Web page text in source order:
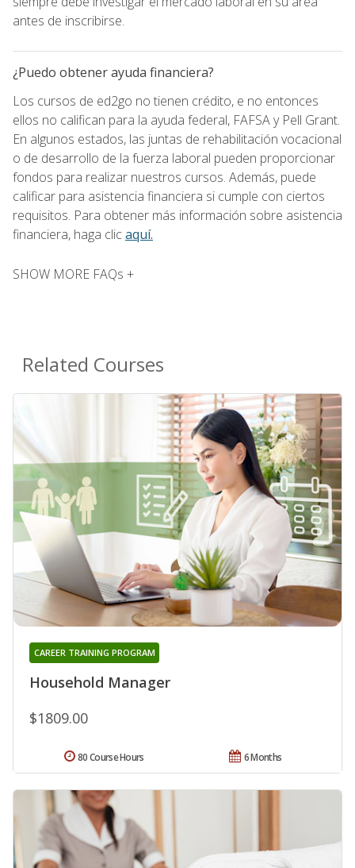
antes de inscribirse.
¿Puedo obtener ayuda financiera?
Los cursos de ed2go no tienen crédito, e no entonces
ellos no califican para la ayuda federal, FAFSA y Pell Grant.
En algunos estados, las juntas de rehabilitación vocacional
o de desarrollo de la fuerza laboral pueden proporcionar
fondos para realizar nuestros cursos. Además, puede
calificar para asistencia financiera si cumple con ciertos
requisitos. Para obtener más información sobre asistencia
financiera, haga clicaquí.
SHOW MORE FAQs +
Related Courses
Household Manager
CAREER TRAINING PROGRAM
$1809.00
6 Months
80 Course Hours